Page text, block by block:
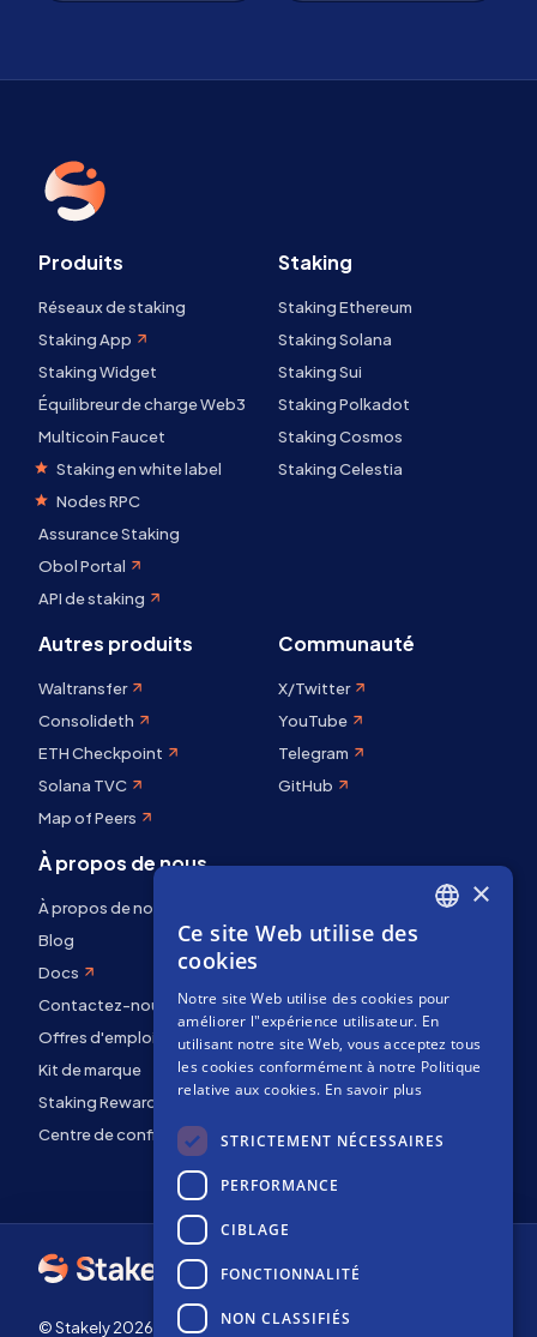
Produits
Réseaux de staking
Staking App
Staking Widget
Équilibreur de charge Web3
Multicoin Faucet
Staking en white label
Nodes RPC
Assurance Staking
Obol Portal
API de staking
Staking
Staking Ethereum
Staking Solana
Staking Sui
Staking Polkadot
Staking Cosmos
Staking Celestia
Autres produits
Waltransfer
Consolideth
ETH Checkpoint
Solana TVC
Map of Peers
Communauté
X/Twitter
YouTube
Telegram
GitHub
À propos de nous
À propos de nous
Blog
Docs
Contactez-nous
Offres d'emploi
Kit de marque
Staking Rewards
Centre de confidentialité
© Stakely 2026 | Stakely, S.L. | NIF B72551682
FRENCH
×
Ce site Web utilise des
cookies
Notre site Web utilise des cookies pour
améliorer l"expérience utilisateur. En
utilisant notre site Web, vous acceptez tous
les cookies conformément à notre Politique
relative aux cookies. En savoir plus
STRICTEMENT NÉCESSAIRES
PERFORMANCE
CIBLAGE
FONCTIONNALITÉ
NON CLASSIFIÉS